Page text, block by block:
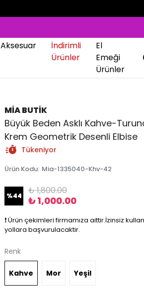
Aksesuar
İndirimli
Ürünler
El
Emeği
Ürünler
MİA BUTİK
Büyük Beden Asklı Kahve-
Krem Geometrik Desenli Elbise
Tükeniyor
Ürün Kodu: Mia-1335040-Khv-42
%44 ₺ 1,800.00
₺ 1,000.00
❗️ Ürün çekimleri firmamıza aittir.İzinsiz
yollara başvurulacaktir.
Renk
Kahve Mor Yeşil